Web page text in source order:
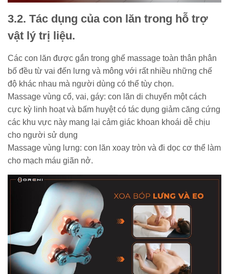
3.2. Tác dụng của con lăn trong hỗ trợ
vật lý trị liệu.
Các con lăn được gắn trong ghế massage toàn thân phân
bố đều từ vai đến lưng và mông với rất nhiều những chế
độ khác nhau mà người dùng có thể tùy chọn.
Massage vùng cổ, vai, gáy: con lăn di chuyển một cách
cực kỳ linh hoạt và bấm huyệt có tác dụng giảm căng cứng
các khu vực này mang lại cảm giác khoan khoái dễ chịu
cho người sử dụng
Massage vùng lưng: con lăn xoay tròn và đi dọc cơ thể làm
cho mạch máu giãn nở.